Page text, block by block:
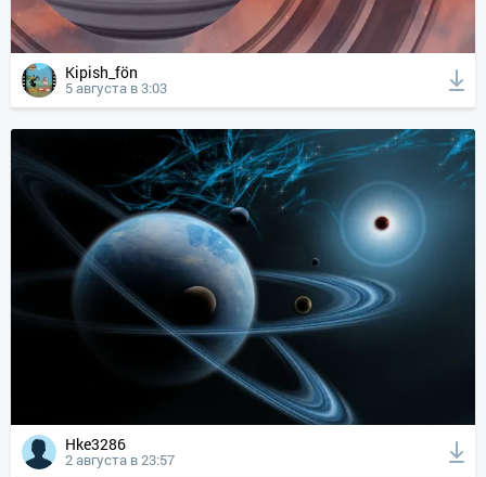
Kipish_fön
5 августа в 3:03
Hke3286
2 августа в 23:57